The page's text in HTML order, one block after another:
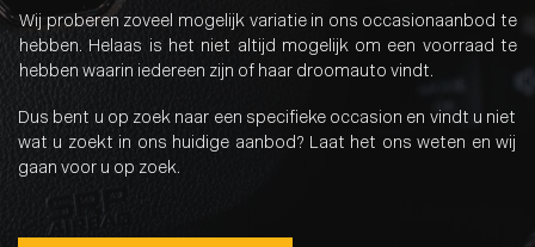
Wij proberen zoveel mogelijk variatie in ons occasionaanbod te
hebben. Helaas is het niet altijd mogelijk om een voorraad te
hebben waarin iedereen zijn of haar droomauto vindt.
Dus bent u op zoek naar een specifieke occasion en vindt u niet
wat u zoekt in ons huidige aanbod? Laat het ons weten en wij
gaan voor u op zoek.